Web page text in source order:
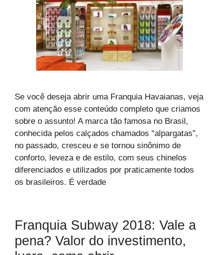
Se você deseja abrir uma Franquia Havaianas, veja
com atenção esse conteúdo completo que criamos
sobre o assunto! A marca tão famosa no Brasil,
conhecida pelos calçados chamados “alpargatas”,
no passado, cresceu e se tornou sinônimo de
conforto, leveza e de estilo, com seus chinelos
diferenciados e utilizados por praticamente todos
os brasileiros. É verdade
Franquia Subway 2018: Vale a
pena? Valor do investimento,